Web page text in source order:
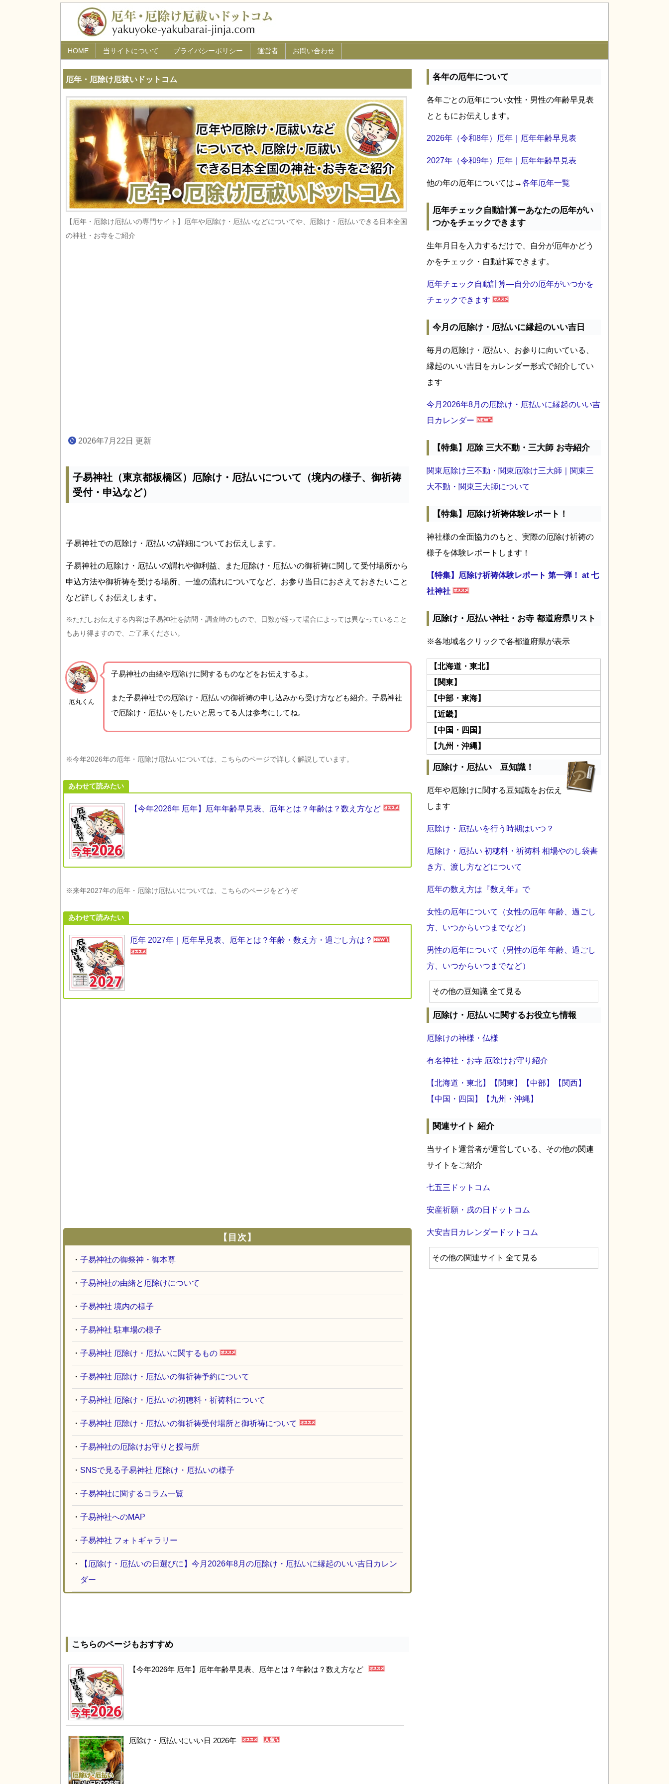
厄年・厄除け厄祓いドットコム
【厄年・厄除け厄払いの専門サイト】厄年や厄除け・厄払いなどについてや、厄除け・厄払いできる日本全国
の神社・お寺をご紹介
2026年7月22日 更新
子易神社（東京都板橋区）厄除け・厄払いについて（境内の様子、御祈祷
受付・申込など）
子易神社での厄除け・厄払いの詳細についてお伝えします。
子易神社の厄除け・厄払いの謂れや御利益、また厄除け・厄払いの御祈祷に関して受付場所から
申込方法や御祈祷を受ける場所、一連の流れについてなど、お参り当日におさえておきたいこと
など詳しくお伝えします。
※ただしお伝えする内容は子易神社を訪問・調査時のもので、日数が経って場合によっては異なっていること
もあり得ますので、ご了承ください。
厄丸くん
子易神社の由緒や厄除けに関するものなどをお伝えするよ。
また子易神社での厄除け・厄払いの御祈祷の申し込みから受け方なども紹介。子易神社
で厄除け・厄払いをしたいと思ってる人は参考にしてね。
※今年2026年の厄年・厄除け厄払いについては、こちらのページで詳しく解説しています。
あわせて読みたい
【今年2026年 厄年】厄年年齢早見表、厄年とは？年齢は？数え方など
※来年2027年の厄年・厄除け厄払いについては、こちらのページをどうぞ
あわせて読みたい
厄年 2027年｜厄年早見表、厄年とは？年齢・数え方・過ごし方は？
【目次】
・ 子易神社の御祭神・御本尊
・ 子易神社の由緒と厄除けについて
・ 子易神社 境内の様子
・ 子易神社 駐車場の様子
・ 子易神社 厄除け・厄払いに関するもの
・ 子易神社 厄除け・厄払いの御祈祷予約について
・ 子易神社 厄除け・厄払いの初穂料・祈祷料について
・ 子易神社 厄除け・厄払いの御祈祷受付場所と御祈祷について
・ 子易神社の厄除けお守りと授与所
・ SNSで見る子易神社 厄除け・厄払いの様子
・ 子易神社に関するコラム一覧
・ 子易神社へのMAP
・ 子易神社 フォトギャラリー
・
【厄除け・厄払いの日選びに】今月2026年8月の厄除け・厄払いに縁起のいい吉日カレン
ダー
こちらのページもおすすめ
【今年2026年 厄年】厄年年齢早見表、厄年とは？年齢は？数え方など
厄除け・厄払いにいい日 2026年
各年の厄年について
各年ごとの厄年につい女性・男性の年齢早見表
とともにお伝えします。
2026年（令和8年）厄年｜厄年年齢早見表
2027年（令和9年）厄年｜厄年年齢早見表
他の年の厄年については→各年厄年一覧
厄年チェック自動計算ーあなたの厄年がい
つかをチェックできます
生年月日を入力するだけで、自分が厄年かどう
かをチェック・自動計算できます。
厄年チェック自動計算―自分の厄年がいつかを
チェックできます
今月の厄除け・厄払いに縁起のいい吉日
毎月の厄除け・厄払い、お参りに向いている、
縁起のいい吉日をカレンダー形式で紹介してい
ます
今月2026年8月の厄除け・厄払いに縁起のいい吉
日カレンダー
【特集】厄除 三大不動・三大師 お寺紹介
関東厄除け三不動・関東厄除け三大師｜関東三
大不動・関東三大師について
【特集】厄除け祈祷体験レポート！
神社様の全面協力のもと、実際の厄除け祈祷の
様子を体験レポートします！
【特集】厄除け祈祷体験レポート 第一弾！ at 七
社神社
厄除け・厄払い神社・お寺 都道府県リスト
※各地域名クリックで各都道府県が表示
【北海道・東北】
【関東】
【中部・東海】
【近畿】
【中国・四国】
【九州・沖縄】
厄除け・厄払い 豆知識！
厄年や厄除けに関する豆知識をお伝え
します
厄除け・厄払いを行う時期はいつ？
厄除け・厄払い 初穂料・祈祷料 相場やのし袋書
き方、渡し方などについて
厄年の数え方は『数え年』で
女性の厄年について（女性の厄年 年齢、過ごし
方、いつからいつまでなど）
男性の厄年について（男性の厄年 年齢、過ごし
方、いつからいつまでなど）
その他の豆知識 全て見る
厄除け・厄払いに関するお役立ち情報
厄除けの神様・仏様
有名神社・お寺 厄除けお守り紹介
【北海道・東北】 【関東】 【中部】
【関西】
【中国・四国】
【九州・沖縄】
関連サイト 紹介
当サイト運営者が運営している、その他の関連
サイトをご紹介
七五三ドットコム
安産祈願・戌の日ドットコム
大安吉日カレンダードットコム
その他の関連サイト 全て見る
HOME 当サイトについて プライバシーポリシー 運営者 お問い合わせ